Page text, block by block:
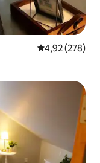
4,92 de uma
4,92 (278)